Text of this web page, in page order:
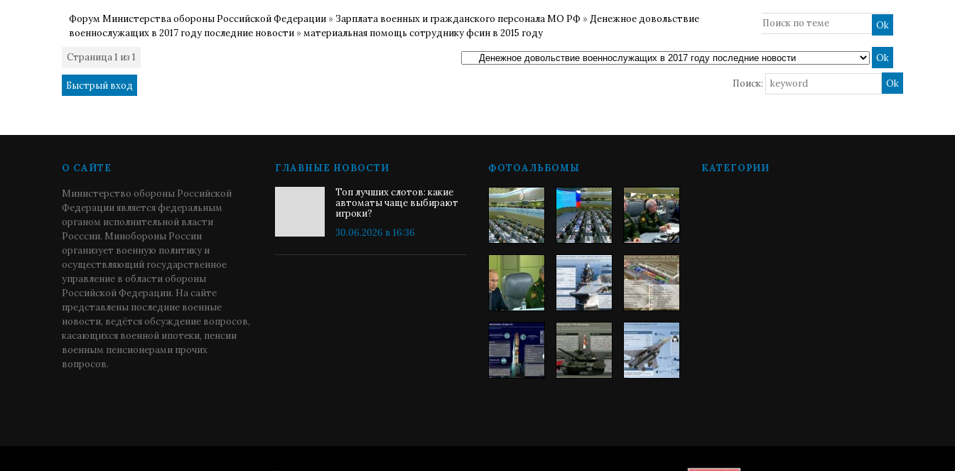
Форум Министерства обороны Российской Федерации » Зарплата военных и гражданского персонала МО РФ »Денежное довольствие
военнослужащих в 2017 году последние новости »материальная помощь сотруднику фсин в 2015 году
Страница1 из 1
Поиск:
О САЙТЕ
Министерство обороны Российской
Федерации является федеральным
органом исполнительной власти
Росссии. Минобороны России
организует военную политику и
осуществляющий государственное
управление в области обороны
Российской Федерации. На сайте
представлены последние военные
новости, ведётся обсуждение вопросов,
касающихся военной ипотеки, пенсии
военным пенсионерами прочих
вопросов.
ГЛАВНЫЕ НОВОСТИ
Топ лучших слотов: какие
автоматы чаще выбирают
игроки?
30.06.2026 в 16:36
ФОТОАЛЬБОМЫ КАТЕГОРИИ